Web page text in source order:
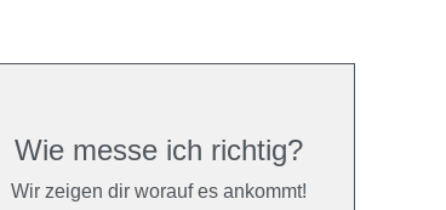
Wie messe ich richtig?
Wir zeigen dir worauf es ankommt!